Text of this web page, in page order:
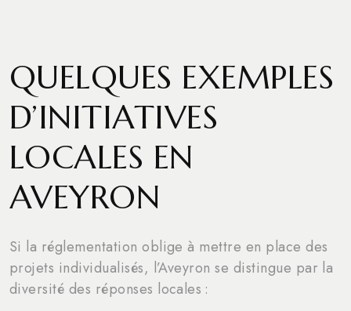
QUELQUES EXEMPLES
D’INITIATIVES
LOCALES EN
AVEYRON
Si la réglementation oblige à mettre en place des
projets individualisés, l’Aveyron se distingue par la
diversité des réponses locales :